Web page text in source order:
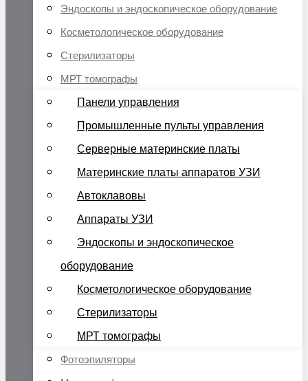
Эндоскопы и эндоскопическое оборудование
Косметологическое оборудование
Стерилизаторы
МРТ томографы
Панели управления
Промышленные пульты управления
Серверные материнские платы
Материнские платы аппаратов УЗИ
Автоклавовы
Аппараты УЗИ
Эндоскопы и эндоскопическое
оборудование
Косметологическое оборудование
Стерилизаторы
МРТ томографы
Фотоэпиляторы